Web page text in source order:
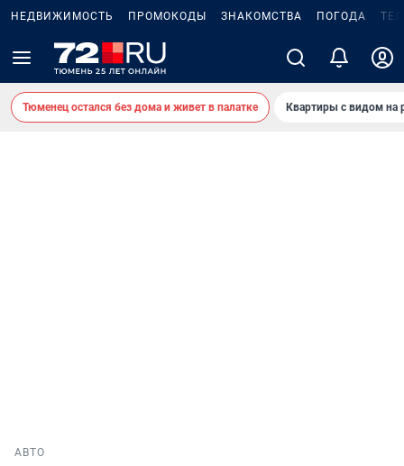
НЕДВИЖИМОСТЬ ПРОМОКОДЫ ЗНАКОМСТВА ПОГОДА
Тюменец остался без дома и живет в палатке Квартиры с видом на
АВТО